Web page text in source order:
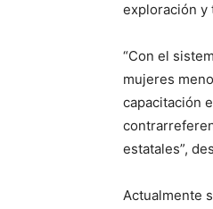
exploración y
“Con el
mujeres
capacitación
estatales”,
Actualmente